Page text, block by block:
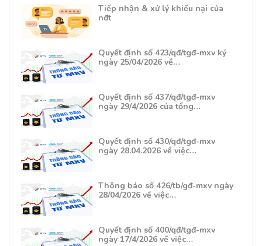
Tiếp nhận & xử lý khiếu nại của
nđt
Quyết định số 423/qđ/tgđ-mxv ký
ngày 25/04/2026 về…
Quyết định số 437/qđ/tgđ-mxv
ngày 29/4/2026 của tổng…
Quyết định số 430/qđ/tgđ-mxv
ngày 28.04.2026 về việc…
Thông báo số 426/tb/gđ-mxv ngày
28/04/2026 về việc…
Quyết định số 400/qđ/tgđ-mxv
ngày 17/4/2026 về việc…